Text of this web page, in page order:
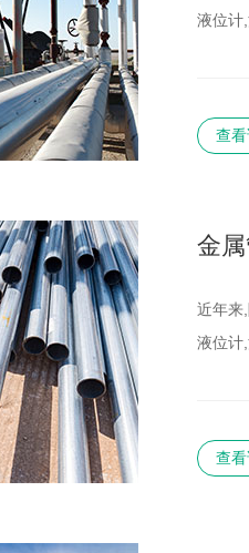
液位计
查
金
近年来
液位计
查